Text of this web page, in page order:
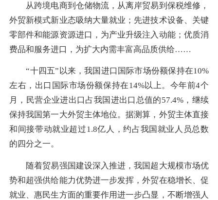
从跨境电商到仓储物流，从离岸贸易到保税维修，
外贸新模式新业态吸纳大量就业；先进技术设备、关键
零部件和能源资源进口，为产业升级注入动能；优质消
费品和服务进口，为扩大内需丰富高品质供给……
“十四五”以来，我国进口国际市场份额保持在10%
左右，出口国际市场份额保持在14%以上。今年前4个
月，民营企业进出口占我国进出口总值的57.4%，继续
保持我国第一大外贸主体地位。据测算，外贸主体直接
和间接带动就业超过1.8亿人，约占我国就业人员总数
的四分之一。
随着贸易强国建设深入推进，我国超大规模市场优
势和超强供给能力优势进一步发挥，外贸在稳增长、促
就业、惠民生方面的重要作用进一步凸显，不断增强人